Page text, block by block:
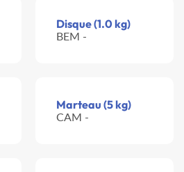
Disque (1.0 kg)
BEM -
Marteau (5 kg)
CAM -